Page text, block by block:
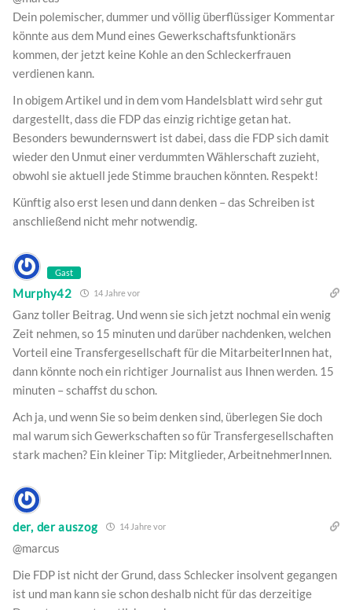
Dein polemischer, dummer und völlig überflüssiger Kommentar
könnte aus dem Mund eines Gewerkschaftsfunktionärs
kommen, der jetzt keine Kohle an den Schleckerfrauen
verdienen kann.
In obigem Artikel und in dem vom Handelsblatt wird sehr gut
dargestellt, dass die FDP das einzig richtige getan hat.
Besonders bewundernswert ist dabei, dass die FDP sich damit
wieder den Unmut einer verdummten Wählerschaft zuzieht,
obwohl sie aktuell jede Stimme brauchen könnten. Respekt!
Künftig also erst lesen und dann denken – das Schreiben ist
anschließend nicht mehr notwendig.
Gast
Murphy42 14 Jahre vor
Ganz toller Beitrag. Und wenn sie sich jetzt nochmal ein wenig
Zeit nehmen, so 15 minuten und darüber nachdenken, welchen
Vorteil eine Transfergesellschaft für die MitarbeiterInnen hat,
dann könnte noch ein richtiger Journalist aus Ihnen werden. 15
minuten – schaffst du schon.
Ach ja, und wenn Sie so beim denken sind, überlegen Sie doch
mal warum sich Gewerkschaften so für Transfergesellschaften
stark machen? Ein kleiner Tip: Mitglieder, ArbeitnehmerInnen.
der, der auszog 14 Jahre vor
@marcus
Die FDP ist nicht der Grund, dass Schlecker insolvent gegangen
ist und man kann sie schon deshalb nicht für das derzeitige